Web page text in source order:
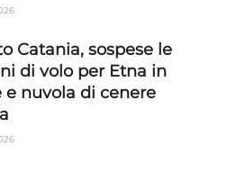
Catania, sospese le
di volo per Etna in
e nuvola di cenere